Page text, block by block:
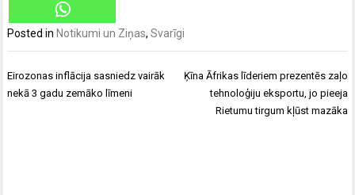
Posted in Notikumi un Ziņas,Svarīgi
Ziņu
izvēlne
Eirozonas inflācija sasniedz vairāk
nekā 3 gadu zemāko līmeni
Ķīna Āfrikas līderiem prezentēs zaļo
tehnoloģiju eksportu, jo pieeja
Rietumu tirgum kļūst mazāka